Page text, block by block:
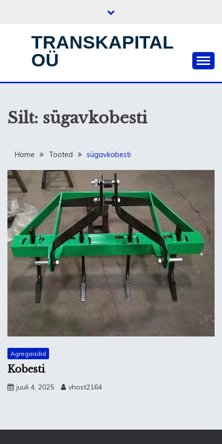
TRANSKAPITAL
OÜ
Silt: sügavkobesti
Home Tooted sügavkobesti
Agregaadid
Kobesti
juuli 4, 2025 vhost2164